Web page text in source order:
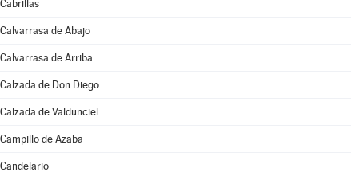
Cabrillas
Calvarrasa de Abajo
Calvarrasa de Arriba
Calzada de Don Diego
Calzada de Valdunciel
Campillo de Azaba
Candelario